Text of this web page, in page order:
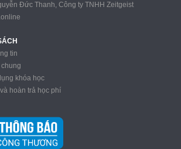
Đức Thanh, Công ty TNHH Zeitgeist
tin
khóa học
hoàn trả học phí